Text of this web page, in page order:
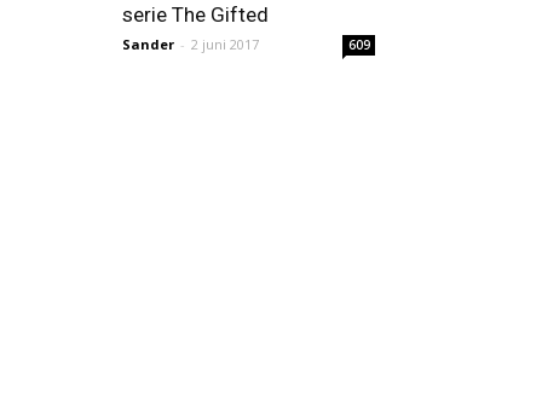
serie The Gifted
Sander - 2 juni 2017 609